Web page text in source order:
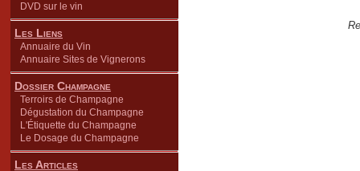
DVD sur le vin
Les Liens
Annuaire du Vin
Annuaire Sites de Vignerons
Dossier Champagne
Terroirs de Champagne
Dégustation du Champagne
L'Étiquette du Champagne
Le Dosage du Champagne
Les Articles